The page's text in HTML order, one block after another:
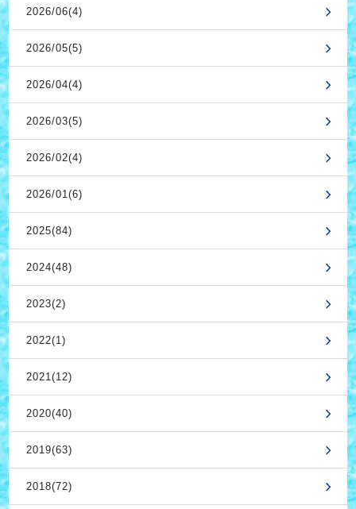
2026/06(4)
2026/05(5)
2026/04(4)
2026/03(5)
2026/02(4)
2026/01(6)
2025(84)
2024(48)
2023(2)
2022(1)
2021(12)
2020(40)
2019(63)
2018(72)